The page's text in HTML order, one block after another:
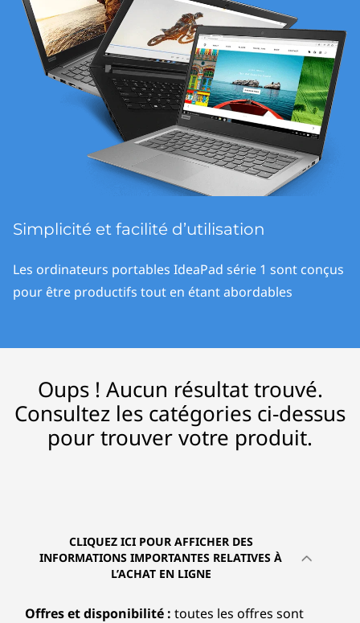
o
a
Simplicité et facilité d’utilisation
Les ordinateurs portables IdeaPad série 1 sont conçus
pour être productifs tout en étant abordables
Oups ! Aucun résultat trouvé.
Consultez les catégories ci-dessus
pour trouver votre produit.
CLIQUEZ ICI POUR AFFICHER DES
INFORMATIONS IMPORTANTES RELATIVES À
L’ACHAT EN LIGNE
Offres et disponibilité : toutes les offres sont